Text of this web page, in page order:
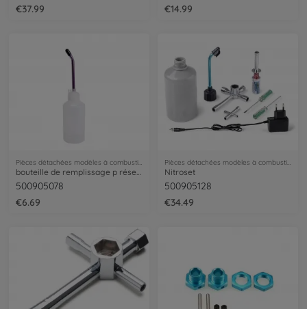
€37.99
€14.99
Pièces détachées modèles à combustion
500905078
€6.69
Pièces détachées modèles à combustion
Nitroset
500905128
€34.49